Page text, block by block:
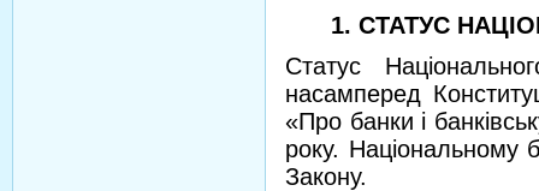
1. СТАТУС
Статус
насамперед
«Про банки і
року. Національному
Закону.